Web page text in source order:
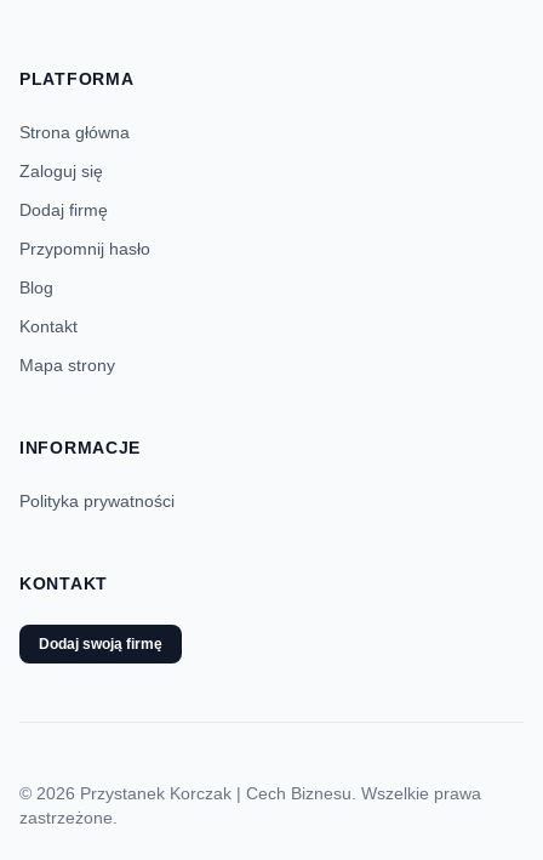
PLATFORMA
Strona główna
Zaloguj się
Dodaj firmę
Przypomnij hasło
Blog
Kontakt
Mapa strony
INFORMACJE
Polityka prywatności
KONTAKT
Dodaj swoją firmę
© 2026 Przystanek Korczak | Cech Biznesu. Wszelkie prawa
zastrzeżone.